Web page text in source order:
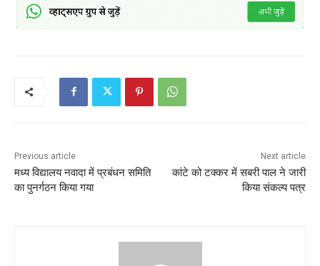
Previous article
मध्य विद्यालय नवादा में प्रबंधन समिति
का पुनर्गठन किया गया
Next article
कांटे को टक्कर में सबरी पाल ने जारी
किया संकल्प पत्र